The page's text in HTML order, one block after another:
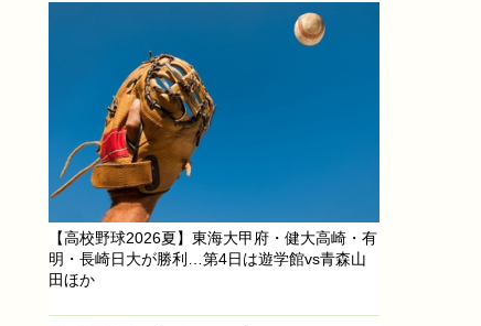
【高校野球2026夏】東海大甲府・健大高崎・有
明・長崎日大が勝利…第4日は遊学館vs青森山
田ほか